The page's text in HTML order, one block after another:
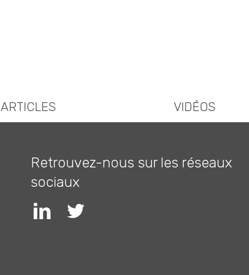
ARTICLES VIDÉOS
Retrouvez-nous sur les réseaux
sociaux